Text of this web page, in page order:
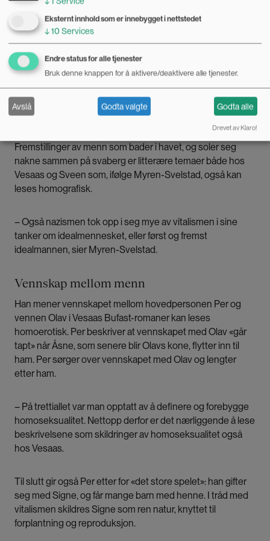
– Unge menn som vokser opp og starter familie, og
vennskapet menn imellom, er karakteristiske for vitalismen
i kunsten. Vitalismen spiller på det livsdyktige ved
mennesket: kropp, styrke, lys, sol og hav. Den dyrker
livskraften i naturen som motsats til den moderne
urbanismen.
Fremstillinger av menn som bader i havet, og soler seg
nakne sammen på svaberg er litterære temaer både hos
Vesaas og Sveen som, ifølge Myren-Svelstad, også kan
leses homografisk.
– Også nazismen tok opp i seg mye av vitalismen i sine
tanker om idealmennesket, eller først og fremst
idealmannen, sier Myren-Svelstad.
Vennskap mellom menn
Han mener vennskapet mellom hovedpersonen Per og
vennen Olav i Vesaas Bufast-romaner kan leses
homoerotisk. Per beskriver at vennskapet med Olav «går
tapt» når Åsne, som senere blir Olavs kone, flytter inn til
ham. Per sørger over vennskapet med Olav og lengter
etter ham.
– På trettiallet var man opptatt av å definere og forebygge
homoseksualitet. Nettopp derfor er det nærliggende å lese
beskrivelsene som skildringer av homoseksualitet også
hos Vesaas.
Til slutt gir også Per etter for «det store spelet»: han gifter
seg med Signe, og får mange barn med henne. I tråd med
vitalismen skildres Signe som ren natur, knyttet til
forplantning og reproduksjon.
Eksternt innhold som er innebygget i nettstedet
↓10 Services
Endre status for alle tjenester
Bruk denne knappen for å aktivere/deaktivere alle tjenester.
Avslå Godta valgte Godta alle
Drevet av Klaro!